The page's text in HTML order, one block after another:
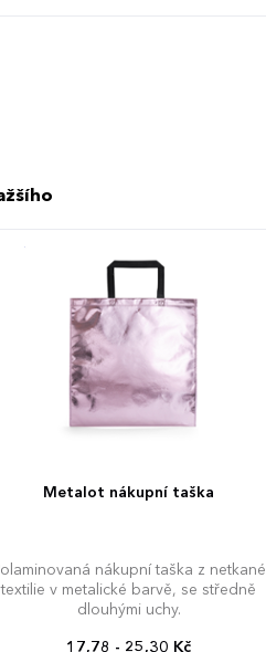
Metalot nákupní taška
nákupní taška z netkané
textilie v metalické barvě, se středně
dlouhými uchy.
17,78 - 25,30 Kč